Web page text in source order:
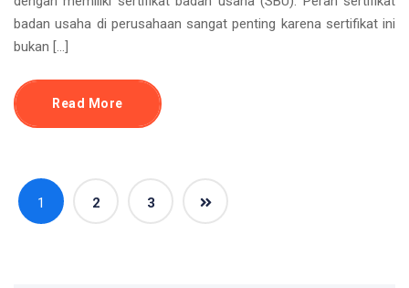
badan usaha di perusahaan sangat penting karena sertifikat ini
bukan […]
Read More
1 2 3